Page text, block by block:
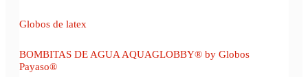
Globos de latex
BOMBITAS DE AGUA AQUAGLOBBY® by Globos
Payaso®